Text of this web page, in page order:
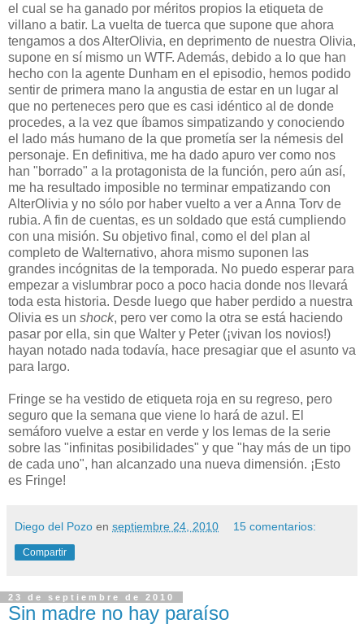
el cual se ha ganado por méritos propios la etiqueta de
villano a batir. La vuelta de tuerca que supone que ahora
tengamos a dos AlterOlivia, en deprimento de nuestra Olivia,
supone en sí mismo un WTF. Además, debido a lo que han
hecho con la agente Dunham en el episodio, hemos podido
sentir de primera mano la angustia de estar en un lugar al
que no perteneces pero que es casi idéntico al de donde
procedes, a la vez que íbamos simpatizando y conociendo
el lado más humano de la que prometía ser la némesis del
personaje. En definitiva, me ha dado apuro ver como nos
han "borrado" a la protagonista de la función, pero aún así,
me ha resultado imposible no terminar empatizando con
AlterOlivia y no sólo por haber vuelto a ver a Anna Torv de
rubia. A fin de cuentas, es un soldado que está cumpliendo
con una misión. Su objetivo final, como el del plan al
completo de Walternativo, ahora mismo suponen las
grandes incógnitas de la temporada. No puedo esperar para
empezar a vislumbrar poco a poco hacia donde nos llevará
toda esta historia. Desde luego que haber perdido a nuestra
Olivia es un shock, pero ver como la otra se está haciendo
pasar por ella, sin que Walter y Peter (¡vivan los novios!)
hayan notado nada todavía, hace presagiar que el asunto va
para largo.
Fringe se ha vestido de etiqueta roja en su regreso, pero
seguro que la semana que viene lo hará de azul. El
semáforo vuelve a estar en verde y los lemas de la serie
sobre las "infinitas posibilidades" y que "hay más de un tipo
de cada uno", han alcanzado una nueva dimensión. ¡Esto
es Fringe!
Diego del Pozo en septiembre 24, 2010 15 comentarios:
Compartir
23 de septiembre de 2010
Sin madre no hay paraíso